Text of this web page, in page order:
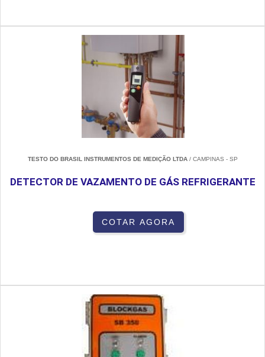
TESTO DO BRASIL INSTRUMENTOS DE MEDIÇÃO LTDA/ CAMPINAS - SP
DETECTOR DE VAZAMENTO DE GÁS REFRIGERANTE
COTAR AGORA